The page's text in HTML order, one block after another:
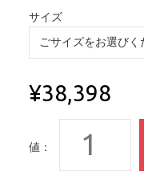
サイズ
¥38,398
値：